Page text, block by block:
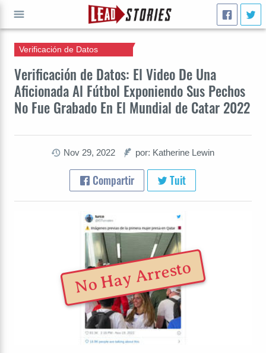
Verificación de Datos: El Video De Una
Aficionada Al Fútbol Exponiendo Sus Pechos
No Fue Grabado En El Mundial de Catar 2022
Verificación de Datos
Nov 29, 2022 por: Katherine Lewin
Compartir Tuit
No Hay Arresto
IR A